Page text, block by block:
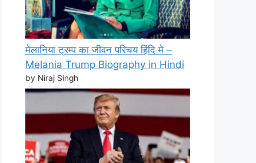
मेलानिया ट्रम्प का जीवन परिचय हिंदि मे –
Melania Trump Biography in Hindi
by Niraj Singh